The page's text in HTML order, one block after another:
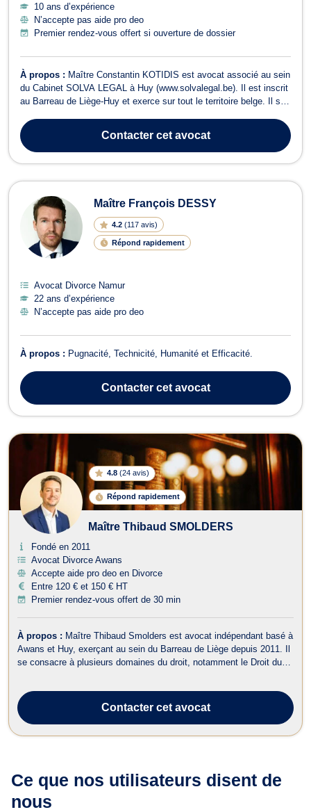
10 ans d’expérience
N’accepte pas aide pro deo
Premier rendez-vous offert si ouverture de dossier
À propos : Maître Constantin KOTIDIS est avocat associé au sein
du Cabinet SOLVA LEGAL à Huy (www.solvalegal.be). Il est inscrit
au Barreau de Liège-Huy et exerce sur tout le territoire belge. Il se
meilleurs délais afin d’arrêter les meilleures décisions, qu’elles s...
Contactercet avocat
Maître François DESSY
4.2 (117 avis)
Répond rapidement
Avocat Divorce Namur
22 ans d’expérience
N’accepte pas aide pro deo
À propos : Pugnacité, Technicité, Humanité et Efficacité.
Contactercet avocat
4.8 (24 avis)
Répond rapidement
Maître Thibaud SMOLDERS
Fondé en 2011
Avocat Divorce Awans
Accepte aide pro deo en Divorce
Entre 120 € et 150 € HT
Premier rendez-vous offert de 30 min
À propos : Maître Thibaud Smolders est avocat indépendant basé à
Awans et Huy, exerçant au sein du Barreau de Liège depuis 2011. Il
se consacre à plusieurs domaines du droit, notamment le Droit du
Successio...
Contactercet avocat
Ce que nos utilisateurs disent de
nous